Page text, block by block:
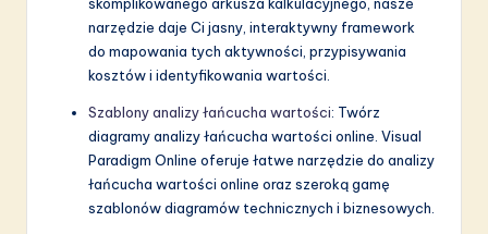
narzędzie daje Ci jasny, interaktywny framework
do mapowania tych aktywności, przypisywania
kosztów i identyfikowania wartości.
Szablony analizy łańcucha wartości: Twórz
diagramy analizy łańcucha wartości online. Visual
Paradigm Online oferuje łatwe narzędzie do analizy
łańcucha wartości online oraz szeroką gamę
szablonów diagramów technicznych i biznesowych.